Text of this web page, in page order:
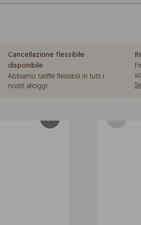
Cancellazione flessibile
disponibile
Abbiamo tariffe flessibili in tutti i
nostri alloggi